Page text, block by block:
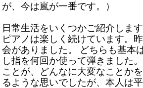
が、今は嵐が一番です。）
日常生活をいくつかご紹介しま
ピアノは楽しく続けています。
会がありました。 どちらも基本
し指を何回か使って弾きました
ことが、どんなに大変なことか
るような思いでしたが、本人は